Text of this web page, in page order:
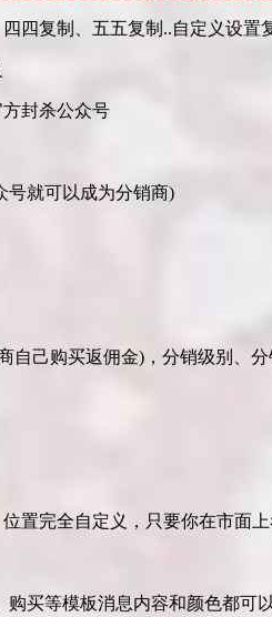
四复制、五五复制..自定义设置
封杀公众号
号就可以成为分销商)
自己购买返佣金)，分销级别、
置完全自定义，只要你在市面
购买等模板消息内容和颜色都可